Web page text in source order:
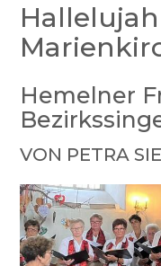
Hemelner
VON PETRA